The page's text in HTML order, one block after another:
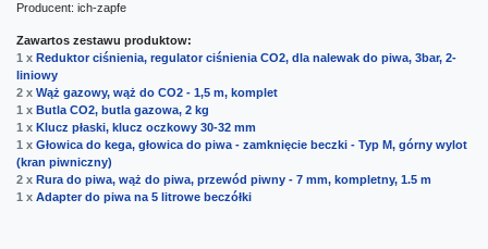
Producent: ich-zapfe
Zawartos zestawu produktow:
1 x Reduktor ciśnienia, regulator ciśnienia CO2, dla nalewak do piwa, 3bar, 2-
liniowy
2 x Wąż gazowy, wąż do CO2 - 1,5 m, komplet
1 x Butla CO2, butla gazowa, 2 kg
1 x Klucz płaski, klucz oczkowy 30-32 mm
1 x Głowica do kega, głowica do piwa - zamknięcie beczki - Typ M, górny wylot
(kran piwniczny)
2 x Rura do piwa, wąż do piwa, przewód piwny - 7 mm, kompletny, 1.5 m
1 x Adapter do piwa na 5 litrowe beczółki